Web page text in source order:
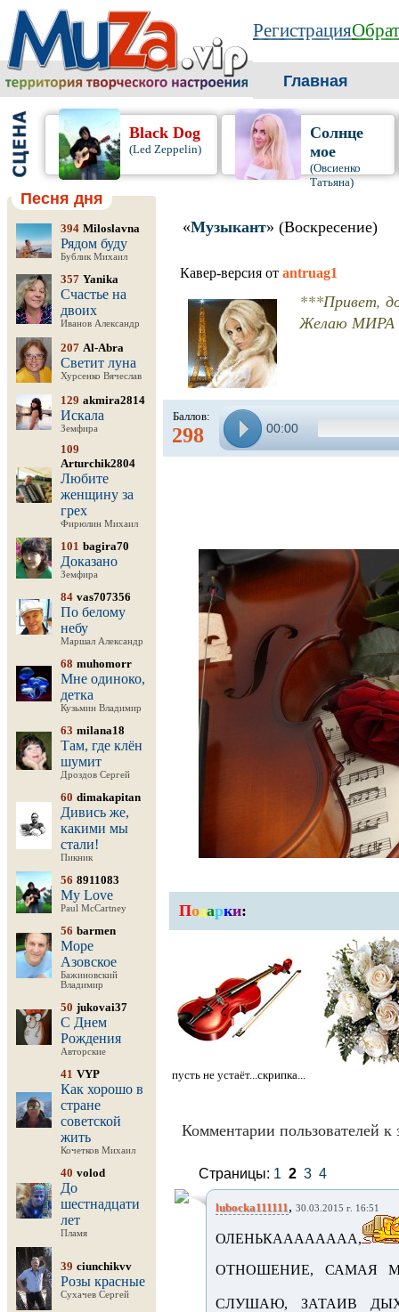
Регистрация
Главная
Black Dog
(Led Zeppelin)
Солнце
мое
(Овсиенко
Татьяна)
Песня дня
394 Miloslavna
Рядом буду
Бублик Михаил
357 Yanika
Счастье на
двоих
Иванов Александр
207 Al-Abra
Светит луна
Хурсенко Вячеслав
129 akmira2814
Искала
Земфира
109
Arturchik2804
Любите
женщину за
грех
Фирюлин Михаил
101 bagira70
Доказано
Земфира
84 vas707356
По белому
небу
Маршал Александр
68 muhomorr
Мне одиноко,
детка
Кузьмин Владимир
63 milana18
Там, где клён
шумит
Дроздов Сергей
60 dimakapitan
Дивись же,
какими мы
стали!
Пикник
56 8911083
My Love
Paul McCartney
56 barmen
Море
Азовское
Бажиновский
Владимир
50 jukovai37
С Днем
Рождения
Авторские
41 VYP
Как хорошо в
стране
советской
жить
Кочетков Михаил
40 volod
До
шестнадцати
лет
Пламя
39 ciunchikvv
Розы красные
Сухачев Сергей
«Музыкант» (Воскресение)
Кавер-версия от antruag1
***Привет,
Желаю
Баллов:
298 00:00
Подарки:
пусть не устаёт...скрипка...
Комментарии пользователей к
Страницы: 1 2 3 4
lubocka111111, 30.03.2015 г. 16:51
ОЛЕНЬКАААААААА,
ОТНОШЕНИЕ, САМАЯ
СЛУШАЮ, ЗАТАИВ